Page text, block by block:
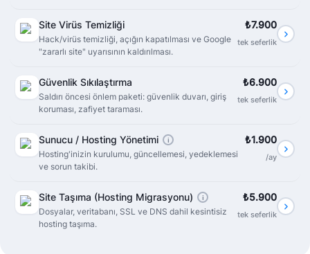
Site Virüs Temizliği
Hack/virüs temizliği, açığın kapatılması ve Google
"zararlı site" uyarısının kaldırılması.
₺7.900
tek seferlik
Güvenlik Sıkılaştırma
Saldırı öncesi önlem paketi: güvenlik duvarı, giriş
koruması, zafiyet taraması.
₺6.900
tek seferlik
Sunucu / Hosting Yönetimi i
Hosting'inizin kurulumu, güncellemesi, yedeklemesi
ve sorun takibi.
₺1.900
/ay
Site Taşıma (Hosting Migrasyonu) i
Dosyalar, veritabanı, SSL ve DNS dahil kesintisiz
hosting taşıma.
₺5.900
tek seferlik